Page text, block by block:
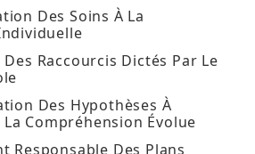
Des Soins À La
Des Raccourcis Dictés Par Le
Des Hypothèses À
Compréhension Évolue
Responsable Des Plans